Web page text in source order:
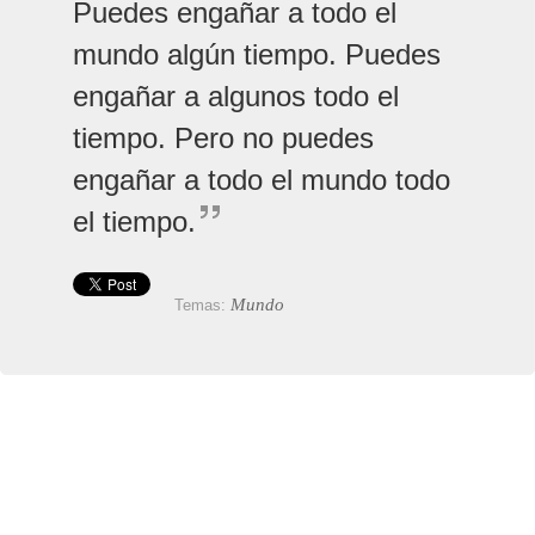
Puedes engañar a todo el
mundo algún tiempo. Puedes
engañar a algunos todo el
tiempo. Pero no puedes
engañar a todo el mundo todo
el tiempo.
Temas: Mundo